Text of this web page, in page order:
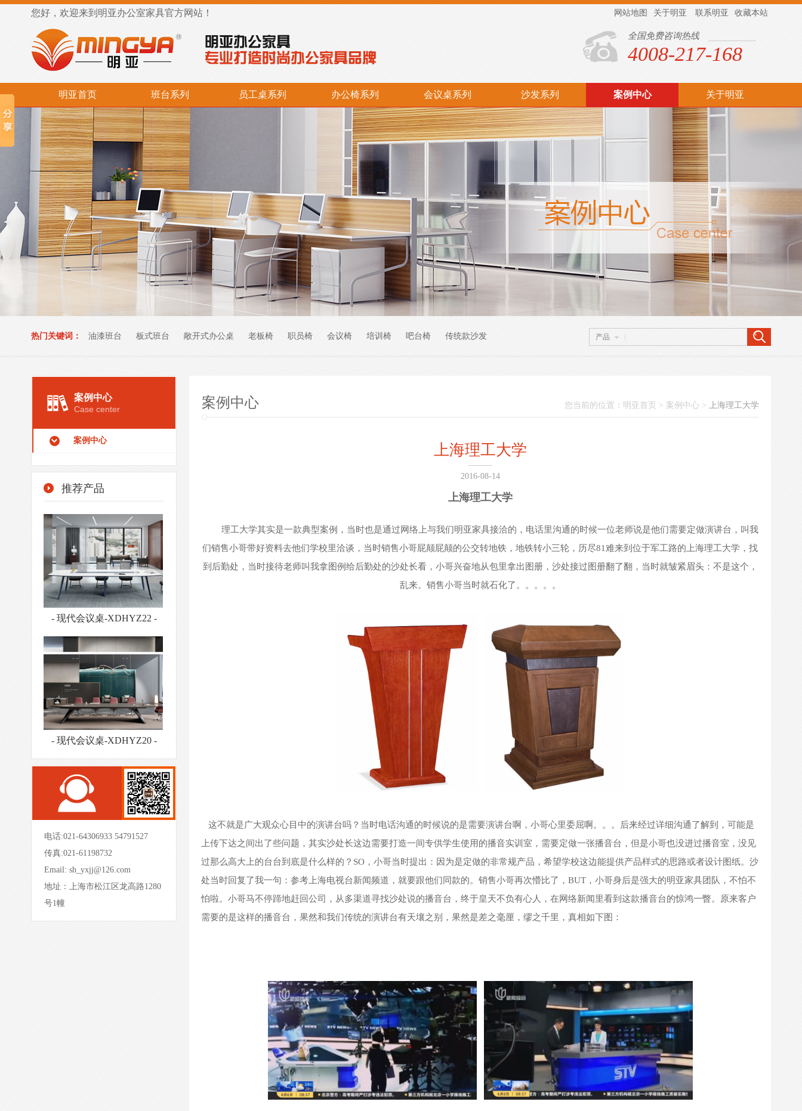
您好，欢迎来到明亚办公室家具官方网站！ 网站地图 关于明亚 联系明亚 收藏本站
全国免费咨询热线
4008-217-168
明亚首页 班台系列 员工桌系列 办公椅系列 会议桌系列 沙发系列 案例中心 关于明亚
热门关键词： 油漆班台 板式班台 敞开式办公桌 老板椅 职员椅 会议椅 培训椅 吧台椅 传统款沙发
办公室家具
产品
案例中心
Case center
案例中心
推荐产品
- 现代会议桌-XDHYZ22 -
- 现代会议桌-XDHYZ20 -
- 现代会议桌-XDHYZ01 -
电话:021-64306933 54791527
传真:021-61198732
Email: sh_yxjj@126.com
地址：上海市松江区龙高路1280
号1幢
案例中心 您当前的位置： 明亚首页 > 案例中心> 上海理工大学
上海理工大学
2016-08-14
上海理工大学
理工大学其实是一款典型案例，当时也是通过网络上与我们明亚家具接洽的，电话里沟通的时候一位老师说是他们需要定做演讲台，叫我
们销售小哥带好资料去他们学校里洽谈，当时销售小哥屁颠屁颠的公交转地铁，地铁转小三轮，历尽81难来到位于军工路的上海理工大学，找
到后勤处，当时接待老师叫我拿图例给后勤处的沙处长看，小哥兴奋地从包里拿出图册，沙处接过图册翻了翻，当时就皱紧眉头：不是这个，
乱来。销售小哥当时就石化了。。。。。
这不就是广大观众心目中的演讲台吗？当时电话沟通的时候说的是需要演讲台啊，小哥心里委屈啊。。。后来经过详细沟通了解到，可能是
上传下达之间出了些问题，其实沙处长这边需要打造一间专供学生使用的播音实训室，需要定做一张播音台，但是小哥也没进过播音室，没见
过那么高大上的台台到底是什么样的？ SO ，小哥当时提出：因为是定做的非常规产品，希望学校这边能提供产品样式的思路或者设计图纸。沙
处当时回复了我一句：参考上海电视台新闻频道，就要跟他们同款的。销售小哥再次懵比了， BUT ，小哥身后是强大的明亚家具团队 ，不怕不
怕啦。小哥马不停蹄地赶回公司，从多渠道寻找沙处说的播音台，终于皇天不负有心人，在网络新闻里看到这款播音台的惊鸿一瞥。原来客户
需要的是这样的播音台，果然和我们传统的演讲台有天壤之别，果然是差之毫厘，缪之千里，真相如下图：